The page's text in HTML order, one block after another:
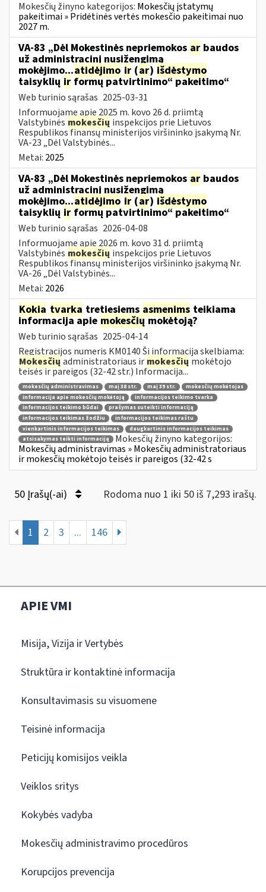
Mokesčių žinyno kategorijos: Mokesčių įstatymų
pakeitimai » Pridėtinės vertės mokesčio pakeitimai nuo
2027 m.
VA-83 „Dėl Mokestinės nepriemokos ar baudos
už administracinį nusižengimą
mokėjimo...atidėjimo ir (ar) išdėstymo
taisyklių ir formų patvirtinimo“ pakeitimo“
Web turinio sąrašas 2025-03-31
Informuojame apie 2025 m. kovo 26 d. priimtą
Valstybinės mokesčių inspekcijos prie Lietuvos
Respublikos finansų ministerijos viršininko įsakymą Nr.
VA-23 „Dėl Valstybinės...
Metai: 2025
VA-83 „Dėl Mokestinės nepriemokos ar baudos
už administracinį nusižengimą
mokėjimo...atidėjimo ir (ar) išdėstymo
taisyklių ir formų patvirtinimo“ pakeitimo“
Web turinio sąrašas 2026-04-08
Informuojame apie 2026 m. kovo 31 d. priimtą
Valstybinės mokesčių inspekcijos prie Lietuvos
Respublikos finansų ministerijos viršininko įsakymą Nr.
VA-26 „Dėl Valstybinės...
Metai: 2026
Kokia tvarka tretiesiems asmenims teikiama
informacija apie mokesčiųmokėtoją?
Web turinio sąrašas 2025-04-14
Registracijos numeris KM0140 Ši informacija skelbiama:
Mokesčių administratoriaus ir mokesčių mokėtojo
teisės ir pareigos (32-42 str.) Informacija...
mokesčių administravimas maį 38 str. maį 39 str.
mokesčių mokėtojas
informacija apie mokesčių mokėtoją
informacijos teikimo tvarka
informacijos teikimo būdai
prašymas suteikti informaciją
informacijos teikimas žodžiu
informacijos teikimas raštu
vienkartinis informacijos teikimas
daugkartinis informacijos teikimas
atsisakymas teikti informaciją
Mokesčių žinyno kategorijos:
Mokesčių administravimas » Mokesčių administratoriaus
ir mokesčių mokėtojo teisės ir pareigos (32-42 s
50 Įrašų(-ai) Rodoma nuo 1 iki 50 iš 7,293 irašų.
1 2 3 ... 146
APIE VMI
Misija, Vizija ir Vertybės
Struktūra ir kontaktinė informacija
Konsultavimasis su visuomene
Teisinė informacija
Peticijų komisijos veikla
Veiklos sritys
Kokybės vadyba
Mokesčių administravimo procedūros
Korupcijos prevencija